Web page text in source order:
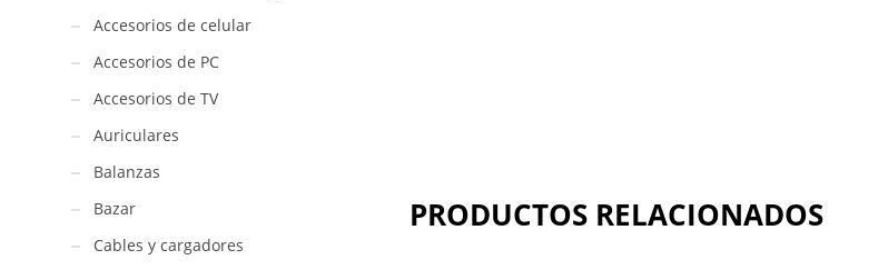
PRODUCTOS RELACIONADOS
Accesorios de celular
Accesorios de PC
Accesorios de TV
Auriculares
Balanzas
Bazar
Cables y cargadores